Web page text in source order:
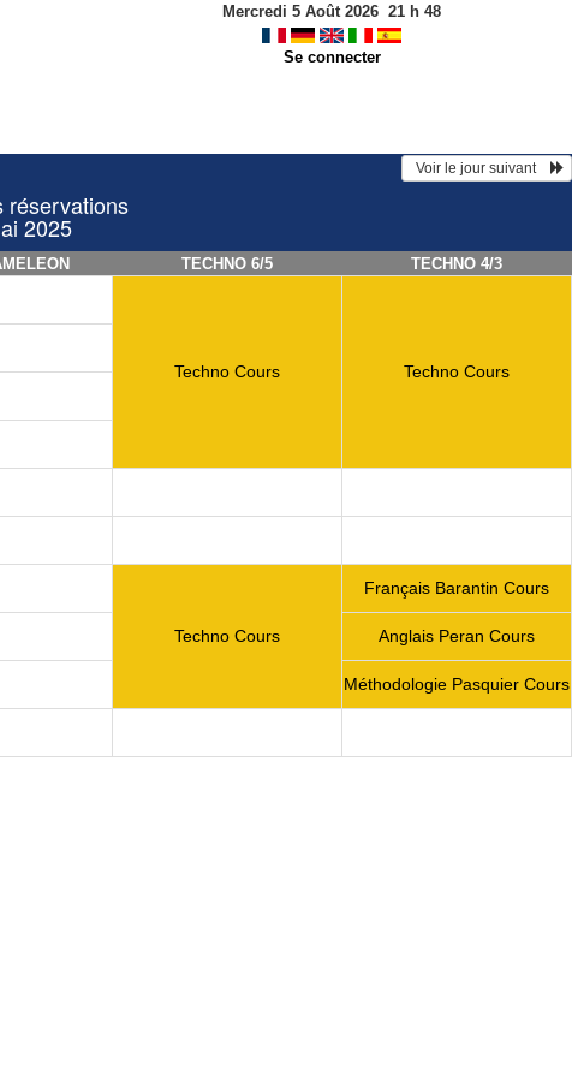
Mercredi 5 Août 2026 21 h 48
Se connecter
  Voir le jour suivant
réservations
2025
TECHNO 6/5
TECHNO 4/3
Techno Cours Techno Cours
Techno Cours
Français Barantin Cours
Anglais Peran Cours
Méthodologie Pasquier Cours